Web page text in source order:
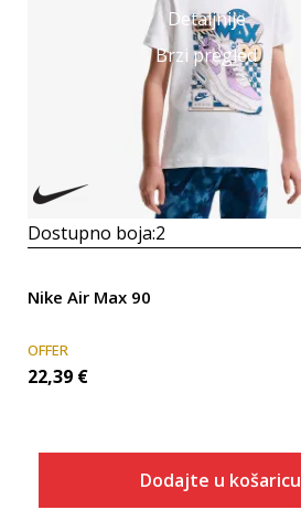
Detaljnije
Brzi pregled
Dostupno boja:2
Nike Air Max 90
OFFER
22,39 €
Dodajte u košaricu